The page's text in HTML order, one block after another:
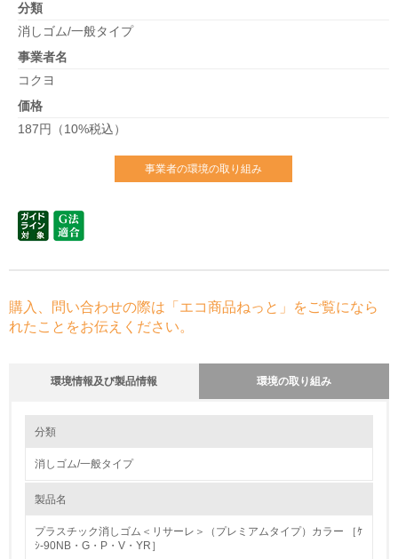
分類
消しゴム/一般タイプ
事業者名
コクヨ
価格
187円（10%税込）
事業者の環境の取り組み
購入、問い合わせの際は「エコ商品ねっと」をご覧になら
れたことをお伝えください。
環境情報及び製品情報 環境の取り組み
1.環境取り組み体制
分類
消しゴム/一般タイプ
製品名
プラスチック消しゴム＜リサーレ＞（プレミアムタイプ）カラー ［ｹ
ｼ-90NB・G・P・V・YR］